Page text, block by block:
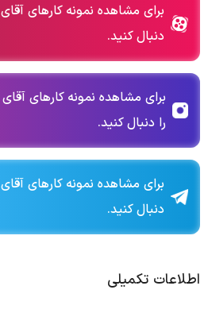
برای مشاهده نمونه کارهای آقای
دنبال کنید.
برای مشاهده نمونه کارهای
را دنبال کنید.
برای مشاهده نمونه کارهای آقای
دنبال کنید.
اطلاعات تکمیلی